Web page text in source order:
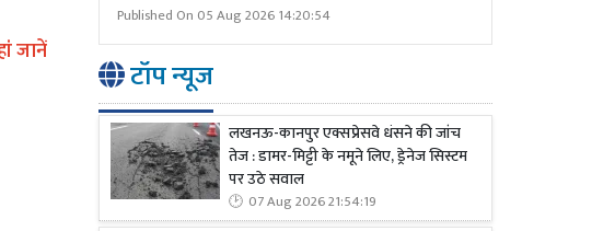
जानें
Published On 05 Aug 2026 14:20:54
टॉप न्यूज
लखनऊ-कानपुर एक्सप्रेसवे धंसने की जांच
तेज : डामर-मिट्टी के नमूने लिए, ड्रेनेज सिस्टम
पर उठे सवाल
07 Aug 2026 21:54:19